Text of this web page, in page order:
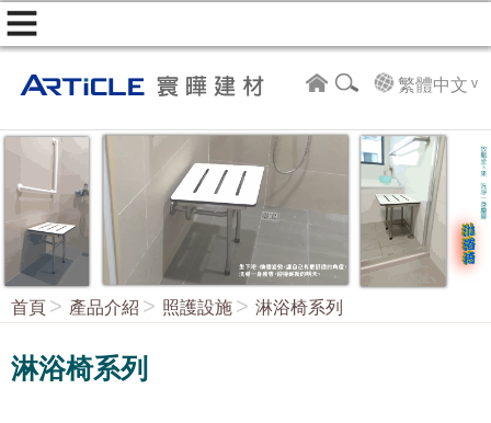
繁體中文
首頁 產品介紹 照護設施 淋浴椅系列
淋浴椅系列